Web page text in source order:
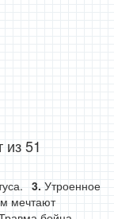
из 51
Утроенное
мечтают